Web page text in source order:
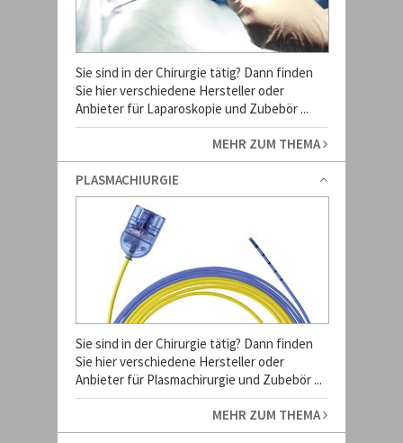
Sie sind in der Chirurgie tätig? Dann finden
Sie hier verschiedene Hersteller oder
Anbieter für Laparoskopie und Zubebör ...
MEHR ZUM THEMA
PLASMACHIURGIE
Sie sind in der Chirurgie tätig? Dann finden
Sie hier verschiedene Hersteller oder
Anbieter für Plasmachirurgie und Zubebör ...
MEHR ZUM THEMA